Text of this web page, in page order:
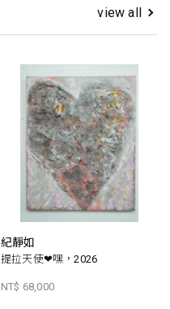
view all
紀靜如
提拉天使❤嘿，2026
NT$ 68,000